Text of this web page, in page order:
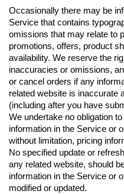
Occasionally there may be
Service that contains
omissions that may relate to
promotions, offers, product
availability. We reserve the
inaccuracies or omissions,
or cancel orders if any
related website is inaccurate
(including after you have
We undertake no obligation
information in the Service or
without limitation, pricing
No specified update or
any related website, should
information in the Service or
modified or updated.